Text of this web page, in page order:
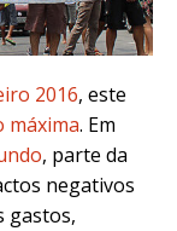
2016, este
máxima. Em
, parte da
negativos
gastos,